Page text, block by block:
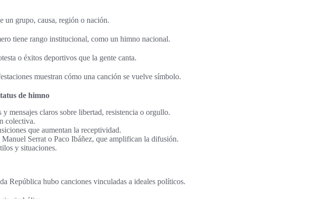
un grupo, causa, región o nación.
tiene rango institucional, como un himno nacional.
o éxitos deportivos que la gente canta.
muestran cómo una canción se vuelve símbolo.
de himno
mensajes claros sobre libertad, resistencia o orgullo.
colectiva.
que aumentan la receptividad.
Serrat o Paco Ibáñez, que amplifican la difusión.
y situaciones.
República hubo canciones vinculadas a ideales políticos.